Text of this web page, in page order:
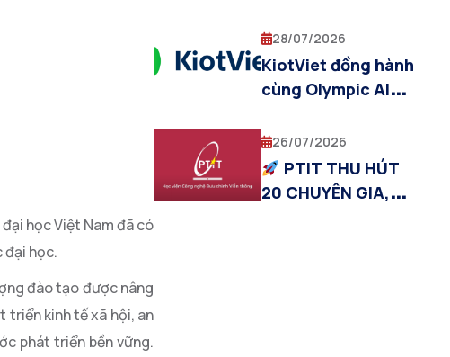
học Việt Nam đã có
đại học.
đào tạo được nâng
triển kinh tế xã hội, an
phát triển bền vững.
Studio trong lĩnh
vực Trí tuệ nhân tạo
28/07/2026
KiotViet đồng hành
cùng Olympic AI
tài năng trẻ trong
lĩnh vực trí tuệ nhân
tạo
26/07/2026
PTIT THU HÚT
20 CHUYÊN GIA,